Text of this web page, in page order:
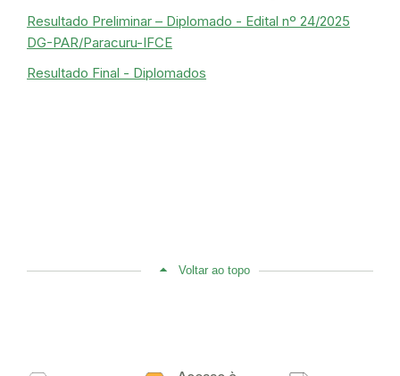
Resultado Preliminar – Diplomado - Edital nº 24/2025
DG-PAR/Paracuru-IFCE
Resultado Final - Diplomados
Voltar ao topo